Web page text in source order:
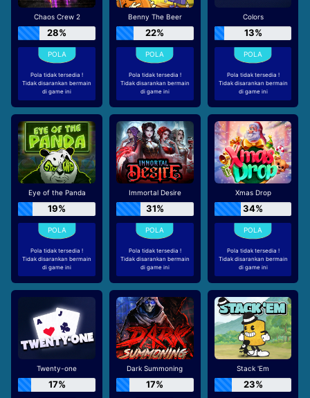
Chaos Crew 2
28%
Pola tidak tersedia !
Tidak disarankan bermain
di game ini
Benny The Beer
22%
Pola tidak tersedia !
Tidak disarankan bermain
di game ini
Colors
13%
Pola tidak tersedia !
Tidak disarankan bermain
di game ini
Eye of the Panda
19%
Pola tidak tersedia !
Tidak disarankan bermain
di game ini
Immortal Desire
31%
Pola tidak tersedia !
Tidak disarankan bermain
di game ini
Xmas Drop
34%
Pola tidak tersedia !
Tidak disarankan bermain
di game ini
Twenty-one
17%
Dark Summoning
17%
Stack 'Em
23%